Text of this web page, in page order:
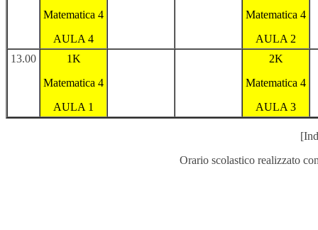
Matematica 4
AULA 4
Matematica 4
AULA 2
13.00
1K
Matematica 4
AULA 1
2K
Matematica 4
AULA 3
Orario scolastico realizzato